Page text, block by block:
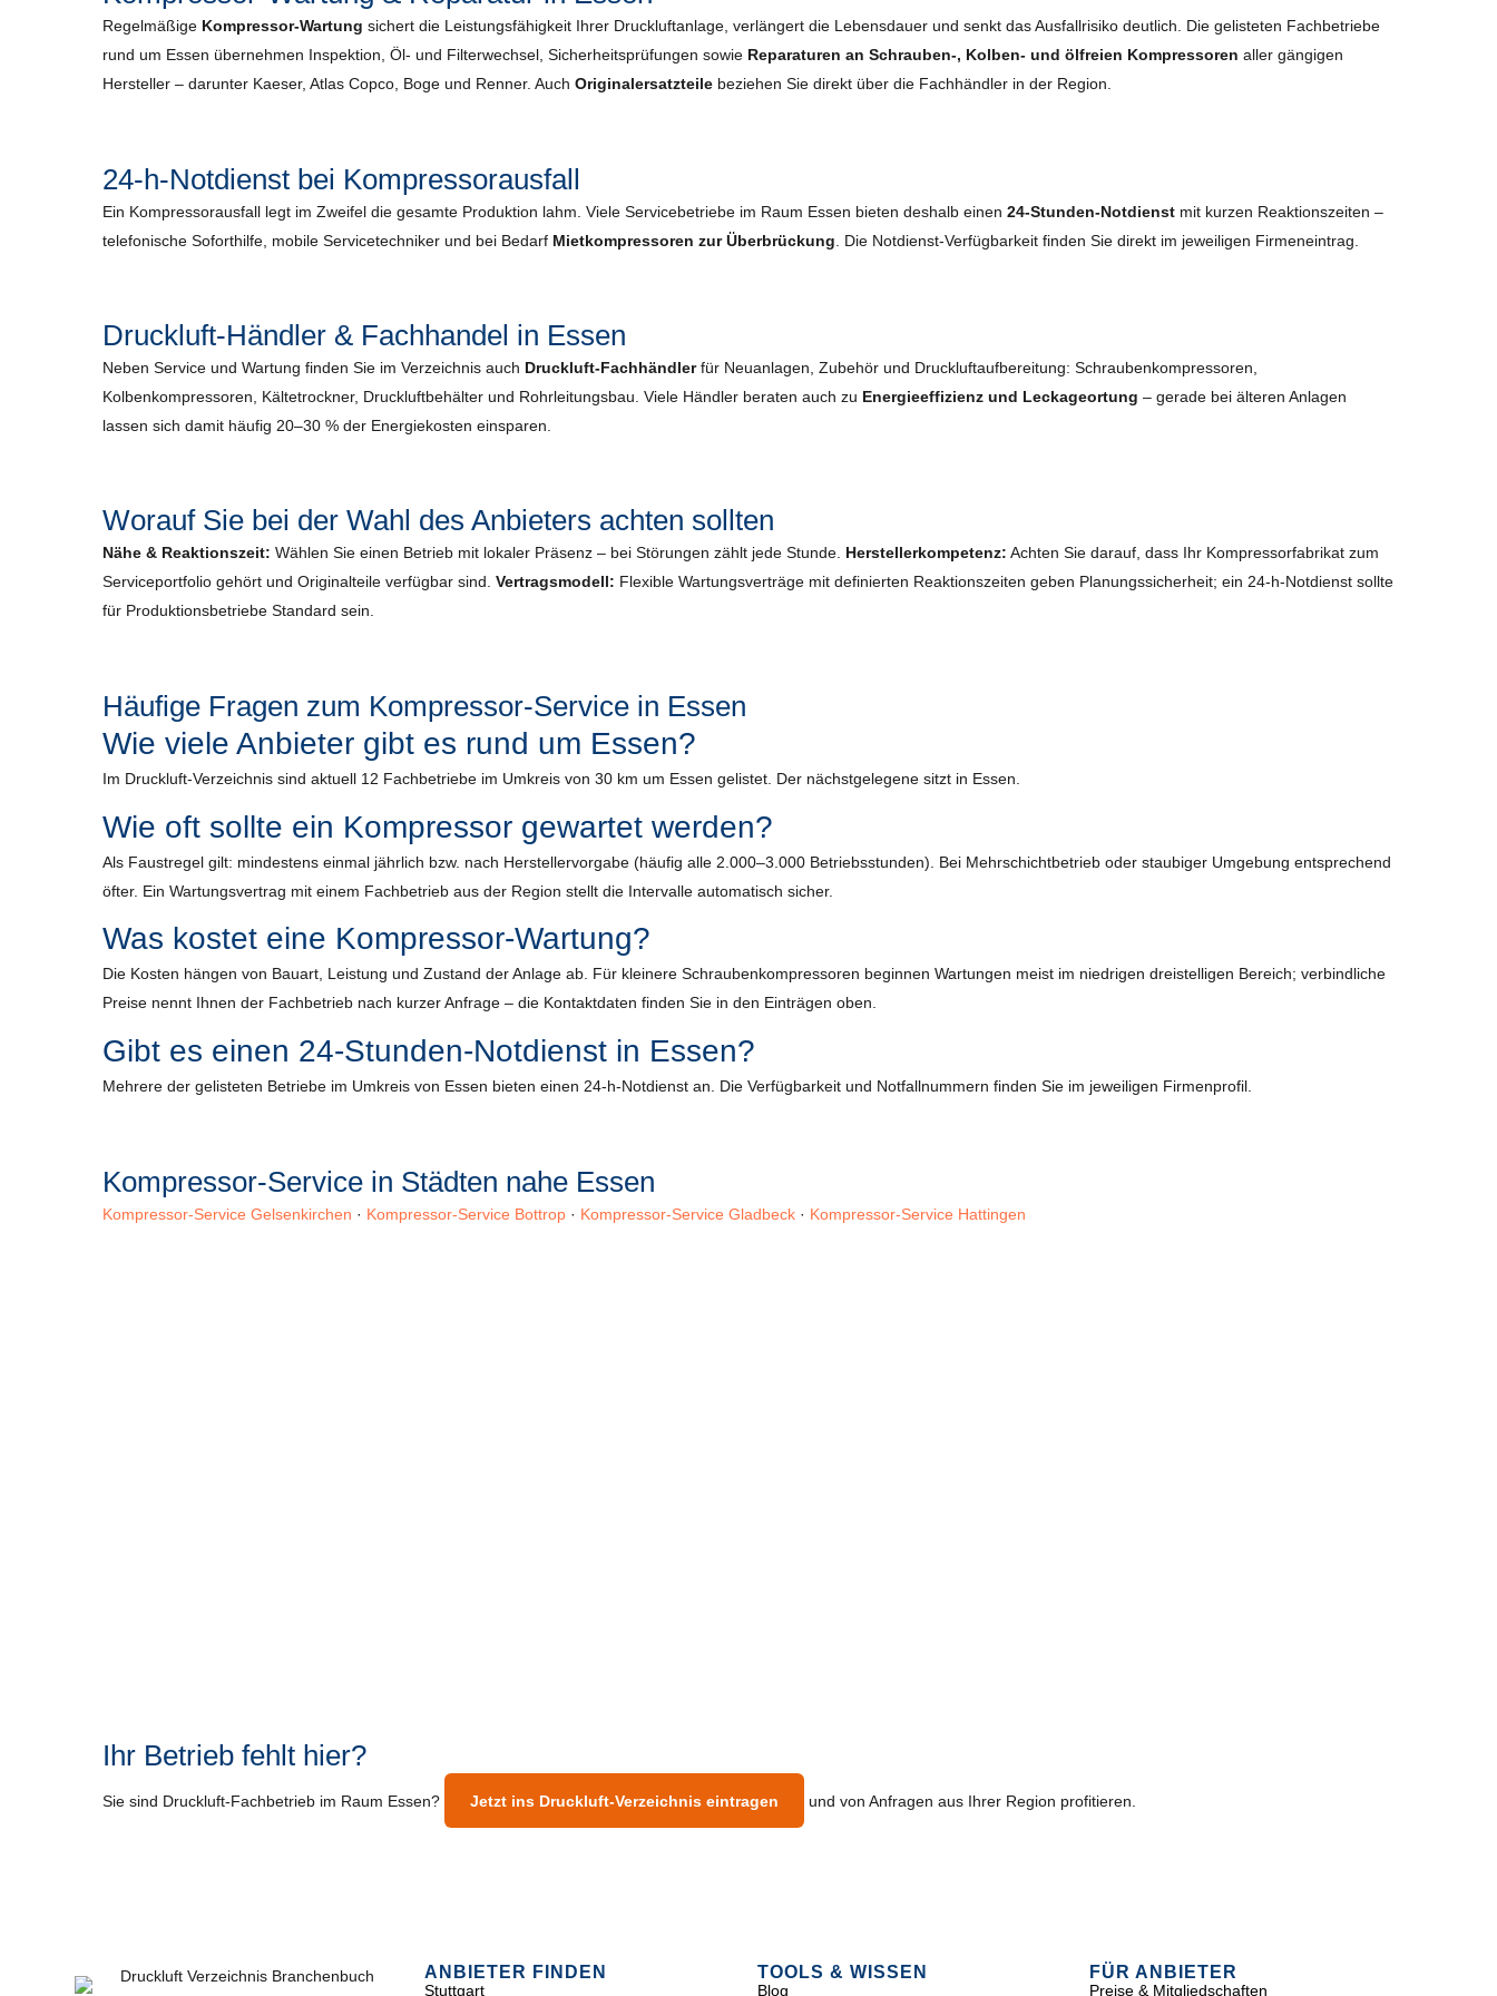
Regelmäßige Kompressor-Wartung sichert die Leistungsfähigkeit Ihrer Druckluftanlage, verlängert die Lebensdauer und senkt das Ausfallrisiko deutlich. Die gelisteten Fachbetriebe
rund um Essen übernehmen Inspektion, Öl- und Filterwechsel, Sicherheits­prüfungen sowie Reparaturen an Schrauben-, Kolben- und ölfreien Kompressoren aller gängigen
Hersteller – darunter Kaeser, Atlas Copco, Boge und Renner. Auch Originalersatzteile beziehen Sie direkt über die Fachhändler in der Region.
24-h-Notdienst bei Kompressorausfall
Ein Kompressorausfall legt im Zweifel die gesamte Produktion lahm. Viele Servicebetriebe im Raum Essen bieten deshalb einen 24-Stunden-Notdienst mit kurzen Reaktionszeiten –
telefonische Soforthilfe, mobile Servicetechniker und bei Bedarf Mietkompressoren zur Überbrückung . Die Notdienst-Verfügbarkeit finden Sie direkt im jeweiligen Firmeneintrag.
Druckluft-Händler & Fachhandel in Essen
Neben Service und Wartung finden Sie im Verzeichnis auch Druckluft-Fachhändlerfür Neuanlagen, Zubehör und Druckluftaufbereitung: Schraubenkompressoren,
Kolbenkompressoren, Kältetrockner, Druckluftbehälter und Rohrleitungsbau. Viele Händler beraten auch zu Energieeffizienz und Leckageortung – gerade bei älteren Anlagen
lassen sich damit häufig 20–30 % der Energiekosten einsparen.
Worauf Sie bei der Wahl des Anbieters achten sollten
Nähe & Reaktionszeit: Wählen Sie einen Betrieb mit lokaler Präsenz – bei Störungen zählt jede Stunde. Herstellerkompetenz: Achten Sie darauf, dass Ihr Kompressorfabrikat zum
Serviceportfolio gehört und Originalteile verfügbar sind. Vertragsmodell: Flexible Wartungsverträge mit definierten Reaktionszeiten geben Planungssicherheit; ein 24-h-Notdienst sollte
für Produktionsbetriebe Standard sein.
Häufige Fragen zum Kompressor-Service in Essen
Wie viele Anbieter gibt es rund um Essen?
Im Druckluft-Verzeichnis sind aktuell 12 Fachbetriebe im Umkreis von 30 km um Essen gelistet. Der nächstgelegene sitzt in Essen.
Wie oft sollte ein Kompressor gewartet werden?
Als Faustregel gilt: mindestens einmal jährlich bzw. nach Herstellervorgabe (häufig alle 2.000–3.000 Betriebsstunden). Bei Mehrschichtbetrieb oder staubiger Umgebung entsprechend
öfter. Ein Wartungsvertrag mit einem Fachbetrieb aus der Region stellt die Intervalle automatisch sicher.
Was kostet eine Kompressor-Wartung?
Die Kosten hängen von Bauart, Leistung und Zustand der Anlage ab. Für kleinere Schraubenkompressoren beginnen Wartungen meist im niedrigen dreistelligen Bereich; verbindliche
Preise nennt Ihnen der Fachbetrieb nach kurzer Anfrage – die Kontaktdaten finden Sie in den Einträgen oben.
Gibt es einen 24-Stunden-Notdienst in Essen?
Mehrere der gelisteten Betriebe im Umkreis von Essen bieten einen 24-h-Notdienst an. Die Verfügbarkeit und Notfallnummern finden Sie im jeweiligen Firmenprofil.
Kompressor-Service in Städten nahe Essen
Kompressor-Service Gelsenkirchen · Kompressor-Service Bottrop · Kompressor-Service Gladbeck · Kompressor-Service Hattingen
Ihr Betrieb fehlt hier?
Sie sind Druckluft-Fachbetrieb im Raum Essen? Jetzt ins Druckluft-Verzeichnis eintragen und von Anfragen aus Ihrer Region profitieren.
ANBIETER FINDEN
Stuttgart
TOOLS & WISSEN
Blog
FÜR ANBIETER
Preise & Mitgliedschaften